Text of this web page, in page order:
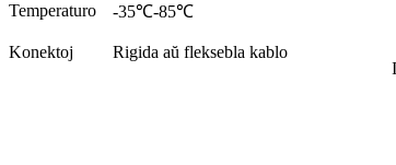
Temperaturo
-35℃-85℃
Konektoj
Rigida aŭ fleksebla kablo